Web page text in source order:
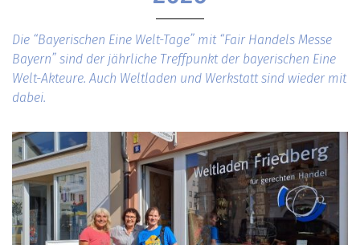
Die “Bayerischen Eine Welt-Tage” mit “Fair Handels Messe
Bayern” sind der jährliche Treffpunkt der bayerischen Eine
Welt-Akteure. Auch Weltladen und Werkstatt sind wieder mit
dabei.